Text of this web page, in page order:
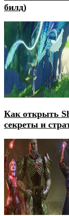
билд)
Как открыть
секреты и